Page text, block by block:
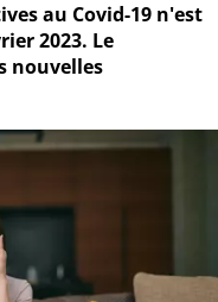
au Covid-19 n'est
2023. Le
nouvelles